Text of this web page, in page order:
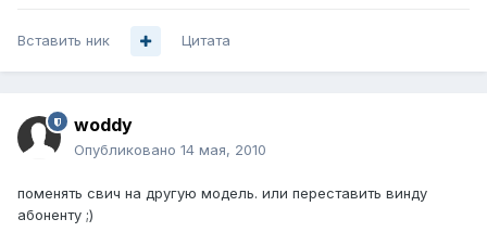
Вставить ник Цитата
woddy
Опубликовано 14 мая, 2010
поменять свич на другую модель. или переставить винду
абоненту ;)